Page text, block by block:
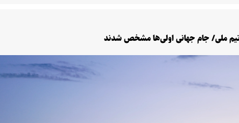
تیم ملی/ جام جهانی اولی‌ها مشخص شدند